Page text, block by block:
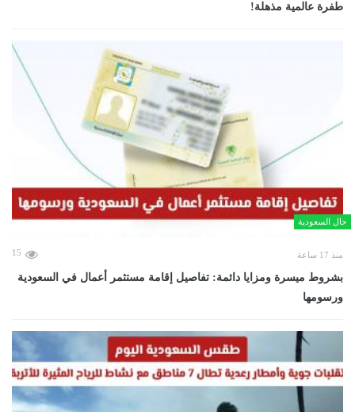
طفرة عالمية مذهلة!
حال السعودية
منذ 17 ساعة 15
بشروط ميسرة ومزايا دائمة: تفاصيل إقامة مستثمر أعمال في السعودية
ورسومها